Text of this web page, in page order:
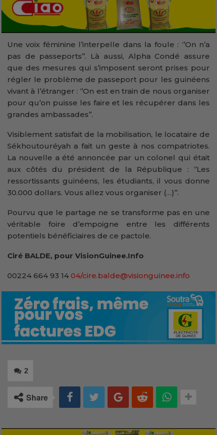
Une voix féminine l’interpelle dans la foule : ‘’On n’a
pas de passeports’’. Là aussi, Alpha Condé assure
que des mesures qui s’imposent seront prises pour
régler le problème de passeport pour les guinéens
vivant à l’étranger : ‘’On est en train de nous organiser
pour qu’on puisse les faire et les récupérer dans les
grandes ambassades’’.
Visiblement satisfait de la mobilisation, le locataire de
Sékhoutouréyah a fait un geste à nos compatriotes.
La nouvelle a été annoncée par un colonel qui était
aux côtés du président de la République : ‘’Les
ressortissants guinéens, les étudiants, il vous donne
30.000 dollars. Vous allez vous organiser (…)’’.
Pourvu que le partage ne se transforme pas en une
véritable foire d’empoigne entre les différents
potentiels bénéficiaires de ce pactole.
Ciré BALDE, pour VisionGuinee.Info
00224 664 93 14 04/cire.balde@visionguinee.info
2
Share